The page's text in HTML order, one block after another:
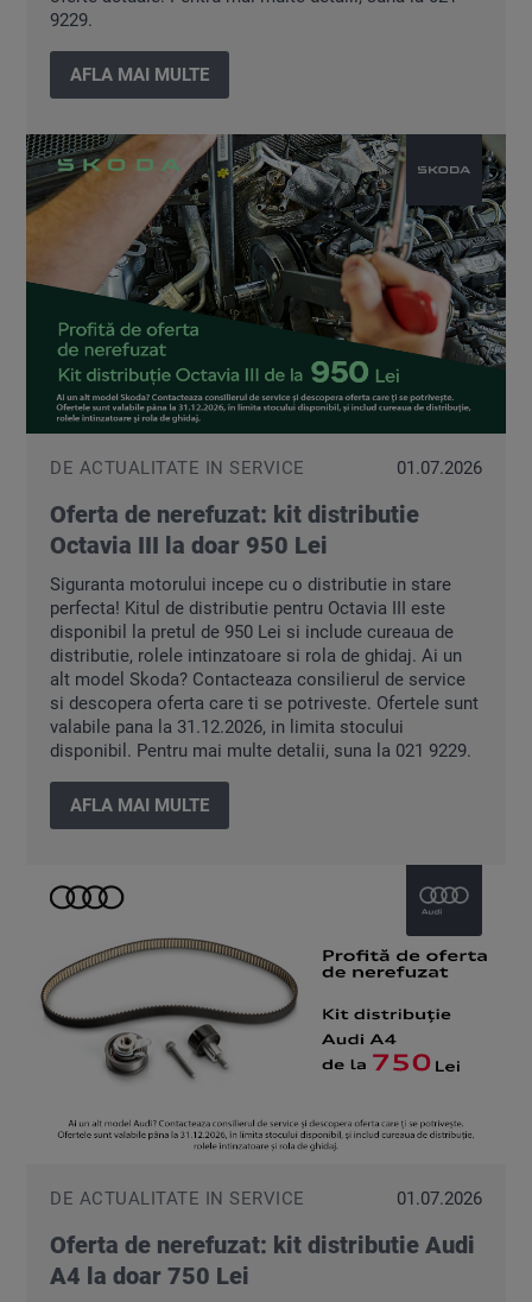
9229.
AFLA MAI MULTE
DE ACTUALITATE IN SERVICE 01.07.2026
Oferta de nerefuzat: kit distributie
Octavia III la doar 950 Lei
Siguranta motorului incepe cu o distributie in stare
perfecta! Kitul de distributie pentru Octavia III este
disponibil la pretul de 950 Lei si include cureaua de
distributie, rolele intinzatoare si rola de ghidaj. Ai un
alt model Skoda? Contacteaza consilierul de service
si descopera oferta care ti se potriveste. Ofertele sunt
valabile pana la 31.12.2026, in limita stocului
disponibil. Pentru mai multe detalii, suna la 021 9229.
AFLA MAI MULTE
DE ACTUALITATE IN SERVICE 01.07.2026
Oferta de nerefuzat: kit distributie Audi
A4 la doar 750 Lei